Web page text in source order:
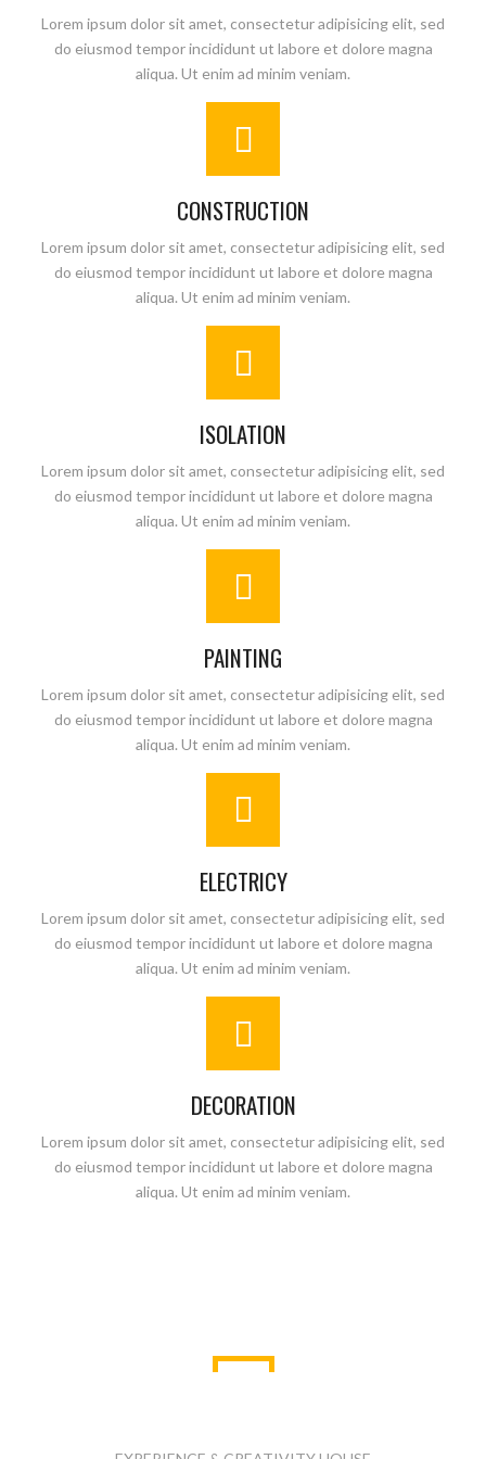
Lorem ipsum dolor sit amet, consectetur adipisicing elit, sed
do eiusmod tempor incididunt ut labore et dolore magna
aliqua. Ut enim ad minim veniam.
CONSTRUCTION
Lorem ipsum dolor sit amet, consectetur adipisicing elit, sed
do eiusmod tempor incididunt ut labore et dolore magna
aliqua. Ut enim ad minim veniam.
ISOLATION
Lorem ipsum dolor sit amet, consectetur adipisicing elit, sed
do eiusmod tempor incididunt ut labore et dolore magna
aliqua. Ut enim ad minim veniam.
PAINTING
Lorem ipsum dolor sit amet, consectetur adipisicing elit, sed
do eiusmod tempor incididunt ut labore et dolore magna
aliqua. Ut enim ad minim veniam.
ELECTRICY
Lorem ipsum dolor sit amet, consectetur adipisicing elit, sed
do eiusmod tempor incididunt ut labore et dolore magna
aliqua. Ut enim ad minim veniam.
DECORATION
Lorem ipsum dolor sit amet, consectetur adipisicing elit, sed
do eiusmod tempor incididunt ut labore et dolore magna
aliqua. Ut enim ad minim veniam.